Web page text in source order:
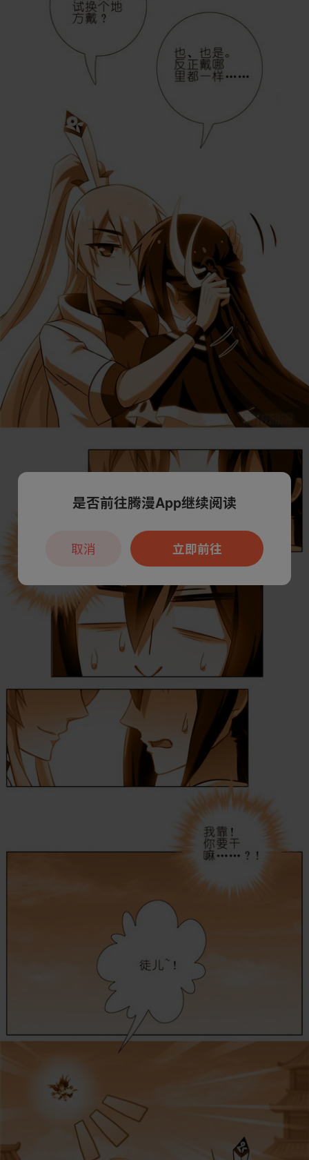
是否前往腾漫App继续阅读
立即前往
取消